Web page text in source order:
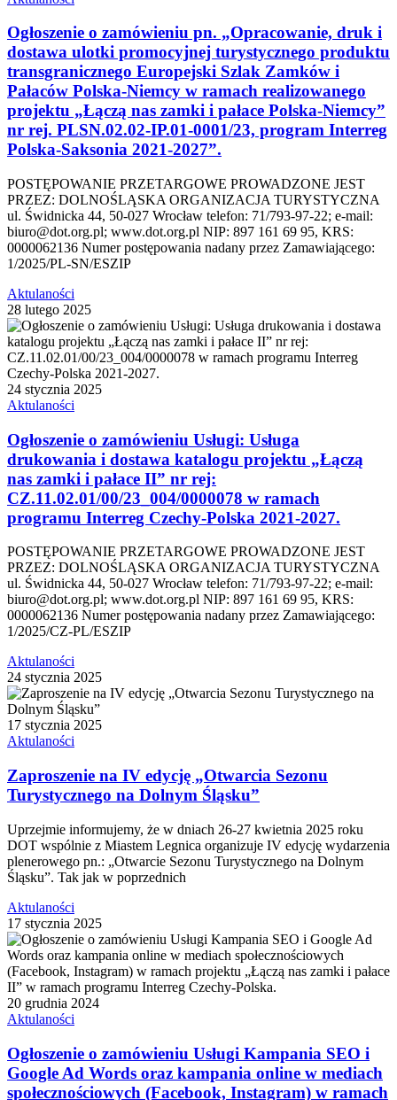
Ogłoszenie o zamówieniu pn. „Opracowanie, druk i
dostawa ulotki promocyjnej turystycznego produktu
transgranicznego Europejski Szlak Zamków i
Pałaców Polska-Niemcy w ramach realizowanego
projektu „Łączą nas zamki i pałace Polska-Niemcy”
nr rej. PLSN.02.02-IP.01-0001/23, program Interreg
Polska-Saksonia 2021-2027”.
POSTĘPOWANIE PRZETARGOWE PROWADZONE JEST
PRZEZ: DOLNOŚLĄSKA ORGANIZACJA TURYSTYCZNA
ul. Świdnicka 44, 50-027 Wrocław telefon: 71/793-97-22; e-mail:
biuro@dot.org.pl; www.dot.org.pl NIP: 897 161 69 95, KRS:
0000062136 Numer postępowania nadany przez Zamawiającego:
1/2025/PL-SN/ESZIP
Aktulaności
28 lutego 2025
24 stycznia 2025
Aktulaności
Ogłoszenie o zamówieniu Usługi: Usługa
drukowania i dostawa katalogu projektu „Łączą
nas zamki i pałace II” nr rej:
CZ.11.02.01/00/23_004/0000078 w ramach
programu Interreg Czechy-Polska 2021-2027.
POSTĘPOWANIE PRZETARGOWE PROWADZONE JEST
PRZEZ: DOLNOŚLĄSKA ORGANIZACJA TURYSTYCZNA
ul. Świdnicka 44, 50-027 Wrocław telefon: 71/793-97-22; e-mail:
biuro@dot.org.pl; www.dot.org.pl NIP: 897 161 69 95, KRS:
0000062136 Numer postępowania nadany przez Zamawiającego:
1/2025/CZ-PL/ESZIP
Aktulaności
24 stycznia 2025
17 stycznia 2025
Aktulaności
Zaproszenie na IV edycję „Otwarcia Sezonu
Turystycznego na Dolnym Śląsku”
Uprzejmie informujemy, że w dniach 26-27 kwietnia 2025 roku
DOT wspólnie z Miastem Legnica organizuje IV edycję wydarzenia
plenerowego pn.: „Otwarcie Sezonu Turystycznego na Dolnym
Śląsku”. Tak jak w poprzednich
Aktulaności
17 stycznia 2025
20 grudnia 2024
Aktulaności
Ogłoszenie o zamówieniu Usługi Kampania SEO i
Google Ad Words oraz kampania online w mediach
społecznościowych (Facebook, Instagram) w ramach